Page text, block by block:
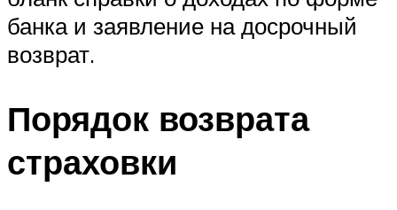
банка и заявление на досрочный
возврат.
Порядок возврата
страховки